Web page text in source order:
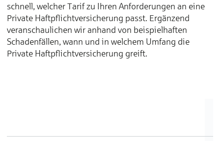
schnell, welcher Tarif zu Ihren Anforderungen an eine
Private Haftpflichtversicherung passt. Ergänzend
veranschaulichen wir anhand von beispielhaften
Schadenfällen, wann und in welchem Umfang die
Private Haftpflichtversicherung greift.